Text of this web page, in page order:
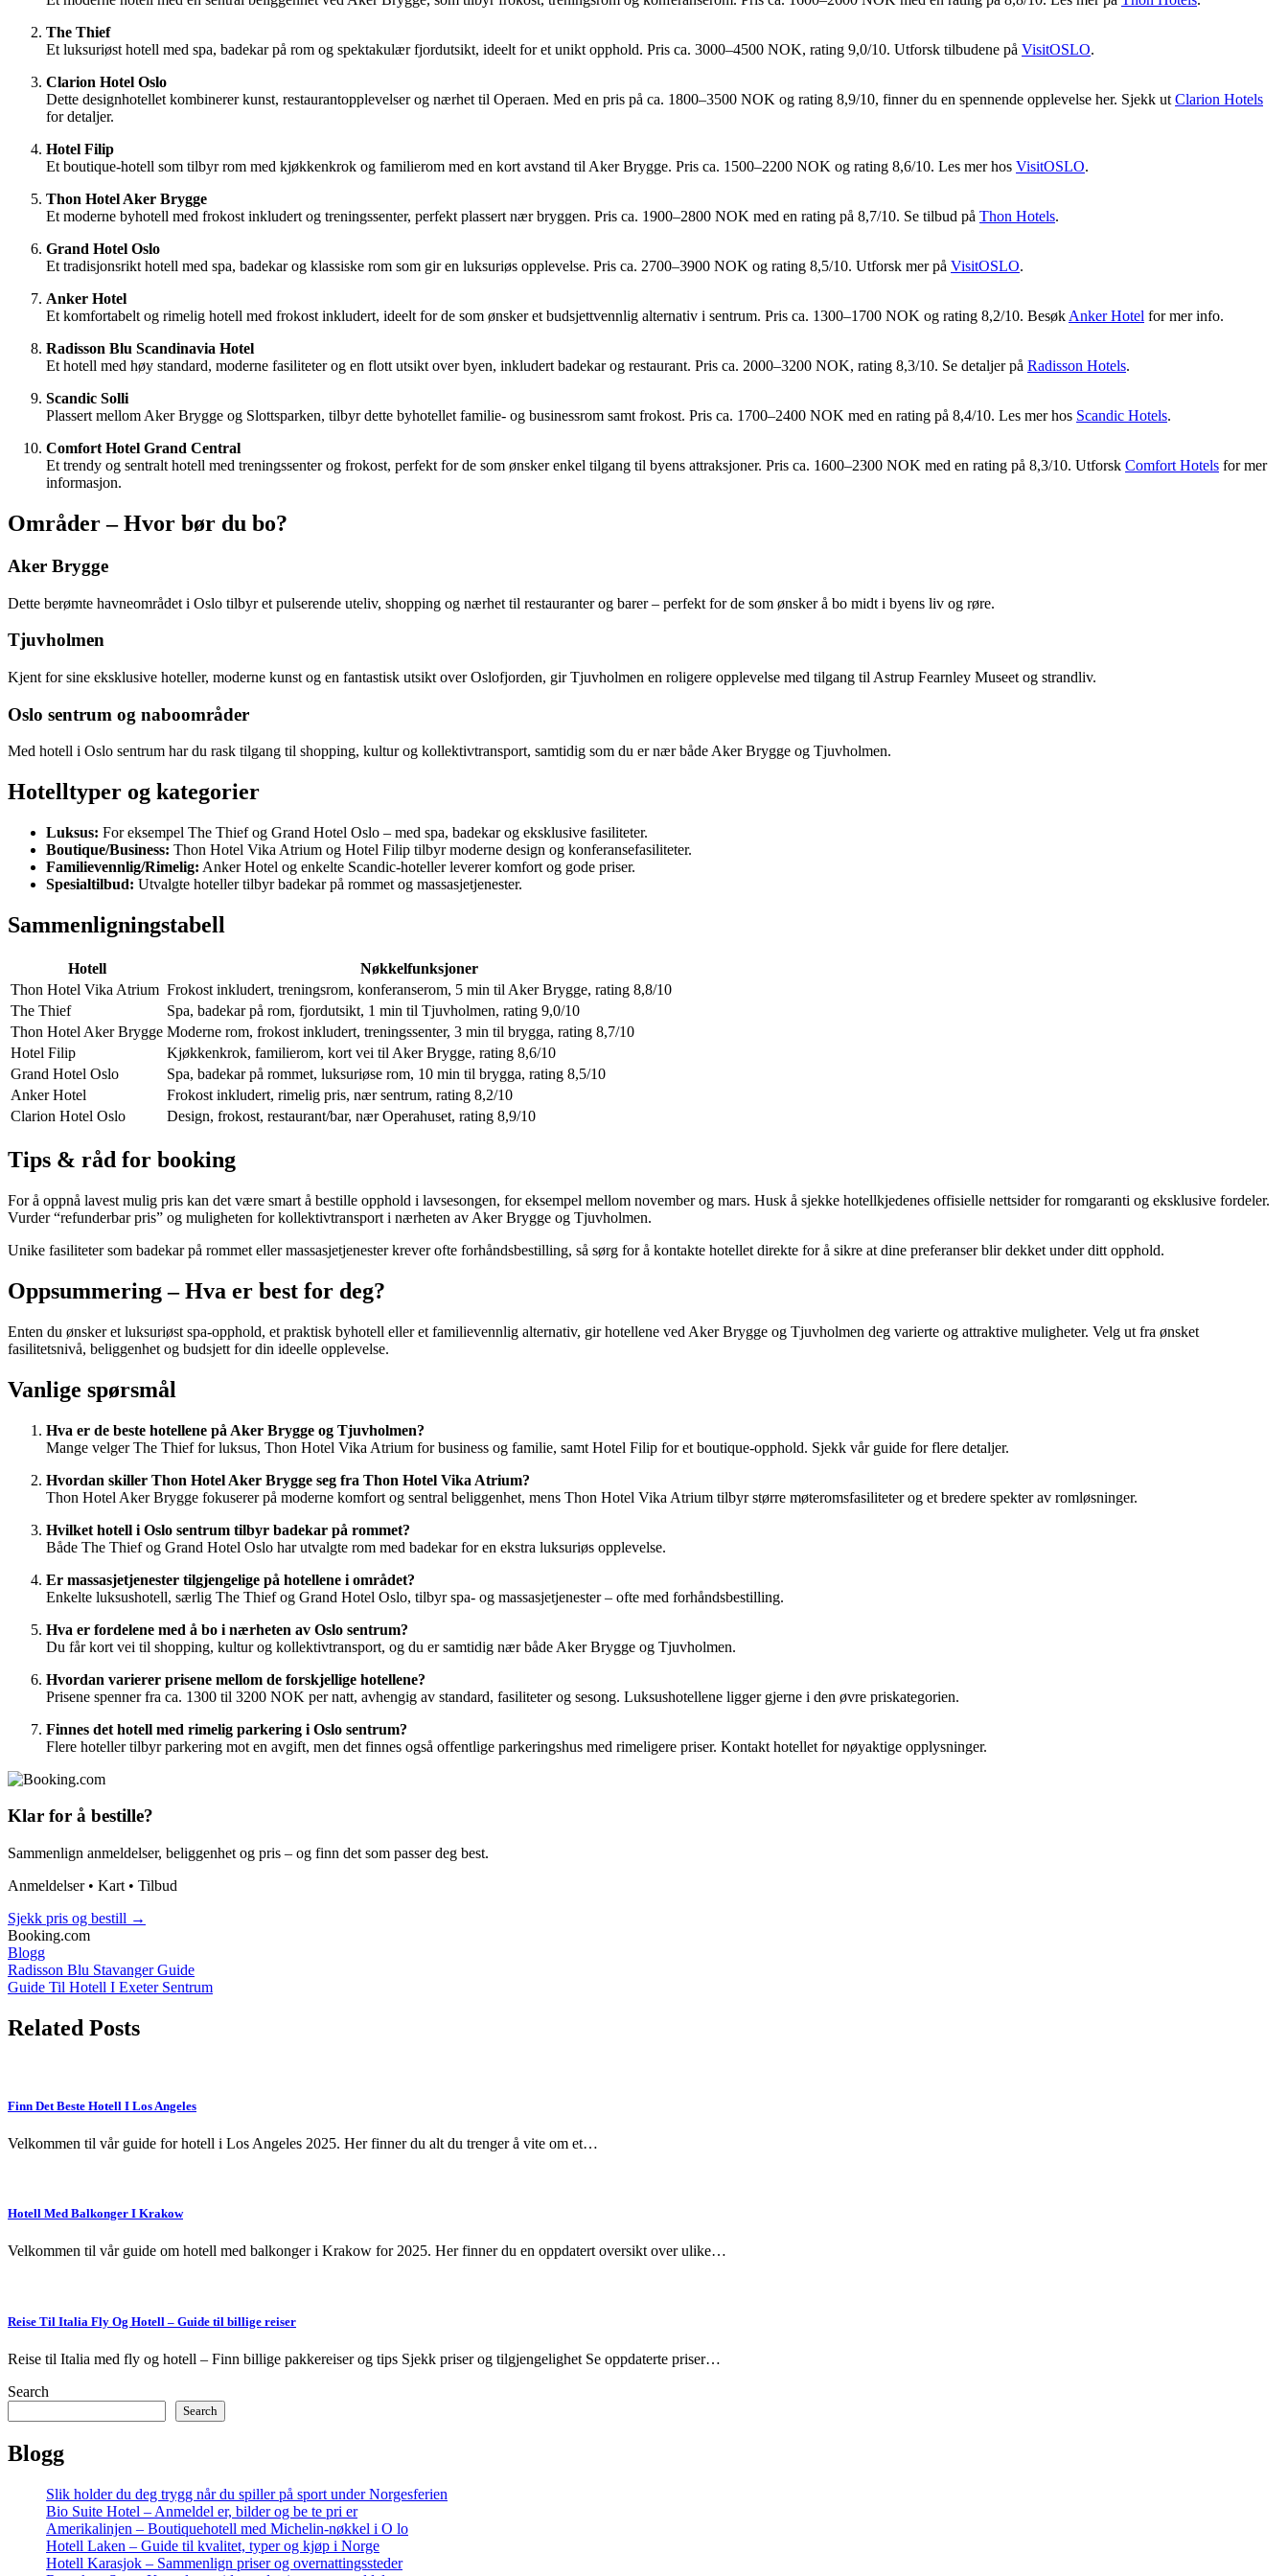
The Thief
Et luksuriøst hotell med spa, badekar på rom og spektakulær fjordutsikt, ideelt for et unikt opphold. Pris ca. 3000–4500 NOK, rating 9,0/10. Utforsk tilbudene på VisitOSLO.
Clarion Hotel Oslo
Dette designhotellet kombinerer kunst, restaurantopplevelser og nærhet til Operaen. Med en pris på ca. 1800–3500 NOK og rating 8,9/10, finner du en spennende opplevelse her. Sjekk ut Clarion Hotels
for detaljer.
Hotel Filip
Et boutique-hotell som tilbyr rom med kjøkkenkrok og familierom med en kort avstand til Aker Brygge. Pris ca. 1500–2200 NOK og rating 8,6/10. Les mer hos VisitOSLO.
Thon Hotel Aker Brygge
Et moderne byhotell med frokost inkludert og treningssenter, perfekt plassert nær bryggen. Pris ca. 1900–2800 NOK med en rating på 8,7/10. Se tilbud på Thon Hotels.
Grand Hotel Oslo
Et tradisjonsrikt hotell med spa, badekar og klassiske rom som gir en luksuriøs opplevelse. Pris ca. 2700–3900 NOK og rating 8,5/10. Utforsk mer på VisitOSLO.
Anker Hotel
Et komfortabelt og rimelig hotell med frokost inkludert, ideelt for de som ønsker et budsjettvennlig alternativ i sentrum. Pris ca. 1300–1700 NOK og rating 8,2/10. Besøk Anker Hotel for mer info.
Radisson Blu Scandinavia Hotel
Et hotell med høy standard, moderne fasiliteter og en flott utsikt over byen, inkludert badekar og restaurant. Pris ca. 2000–3200 NOK, rating 8,3/10. Se detaljer på Radisson Hotels.
Scandic Solli
Plassert mellom Aker Brygge og Slottsparken, tilbyr dette byhotellet familie- og businessrom samt frokost. Pris ca. 1700–2400 NOK med en rating på 8,4/10. Les mer hos Scandic Hotels.
Comfort Hotel Grand Central
Et trendy og sentralt hotell med treningssenter og frokost, perfekt for de som ønsker enkel tilgang til byens attraksjoner. Pris ca. 1600–2300 NOK med en rating på 8,3/10. Utforsk Comfort Hotels for mer
informasjon.
Områder – Hvor bør du bo?
Aker Brygge
Dette berømte havneområdet i Oslo tilbyr et pulserende uteliv, shopping og nærhet til restauranter og barer – perfekt for de som ønsker å bo midt i byens liv og røre.
Tjuvholmen
Kjent for sine eksklusive hoteller, moderne kunst og en fantastisk utsikt over Oslofjorden, gir Tjuvholmen en roligere opplevelse med tilgang til Astrup Fearnley Museet og strandliv.
Oslo sentrum og naboområder
Med hotell i Oslo sentrum har du rask tilgang til shopping, kultur og kollektivtransport, samtidig som du er nær både Aker Brygge og Tjuvholmen.
Hotelltyper og kategorier
Luksus: For eksempel The Thief og Grand Hotel Oslo – med spa, badekar og eksklusive fasiliteter.
Boutique/Business: Thon Hotel Vika Atrium og Hotel Filip tilbyr moderne design og konferansefasiliteter.
Familievennlig/Rimelig: Anker Hotel og enkelte Scandic-hoteller leverer komfort og gode priser.
Spesialtilbud: Utvalgte hoteller tilbyr badekar på rommet og massasjetjenester.
Sammenligningstabell
Hotell
Nøkkelfunksjoner
Thon Hotel Vika Atrium Frokost inkludert, treningsrom, konferanserom, 5 min til Aker Brygge, rating 8,8/10
The Thief
Spa, badekar på rom, fjordutsikt, 1 min til Tjuvholmen, rating 9,0/10
Thon Hotel Aker Brygge Moderne rom, frokost inkludert, treningssenter, 3 min til brygga, rating 8,7/10
Hotel Filip
Kjøkkenkrok, familierom, kort vei til Aker Brygge, rating 8,6/10
Grand Hotel Oslo
Spa, badekar på rommet, luksuriøse rom, 10 min til brygga, rating 8,5/10
Anker Hotel
Frokost inkludert, rimelig pris, nær sentrum, rating 8,2/10
Clarion Hotel Oslo
Design, frokost, restaurant/bar, nær Operahuset, rating 8,9/10
Tips & råd for booking
For å oppnå lavest mulig pris kan det være smart å bestille opphold i lavsesongen, for eksempel mellom november og mars. Husk å sjekke hotellkjedenes offisielle nettsider for romgaranti og eksklusive fordeler.
Vurder “refunderbar pris” og muligheten for kollektivtransport i nærheten av Aker Brygge og Tjuvholmen.
Unike fasiliteter som badekar på rommet eller massasjetjenester krever ofte forhåndsbestilling, så sørg for å kontakte hotellet direkte for å sikre at dine preferanser blir dekket under ditt opphold.
Oppsummering – Hva er best for deg?
Enten du ønsker et luksuriøst spa-opphold, et praktisk byhotell eller et familievennlig alternativ, gir hotellene ved Aker Brygge og Tjuvholmen deg varierte og attraktive muligheter. Velg ut fra ønsket
fasilitetsnivå, beliggenhet og budsjett for din ideelle opplevelse.
Vanlige spørsmål
Hva er de beste hotellene på Aker Brygge og Tjuvholmen?
Mange velger The Thief for luksus, Thon Hotel Vika Atrium for business og familie, samt Hotel Filip for et boutique-opphold. Sjekk vår guide for flere detaljer.
Hvordan skiller Thon Hotel Aker Brygge seg fra Thon Hotel Vika Atrium?
Thon Hotel Aker Brygge fokuserer på moderne komfort og sentral beliggenhet, mens Thon Hotel Vika Atrium tilbyr større møteromsfasiliteter og et bredere spekter av romløsninger.
Hvilket hotell i Oslo sentrum tilbyr badekar på rommet?
Både The Thief og Grand Hotel Oslo har utvalgte rom med badekar for en ekstra luksuriøs opplevelse.
Er massasjetjenester tilgjengelige på hotellene i området?
Enkelte luksushotell, særlig The Thief og Grand Hotel Oslo, tilbyr spa- og massasjetjenester – ofte med forhåndsbestilling.
Hva er fordelene med å bo i nærheten av Oslo sentrum?
Du får kort vei til shopping, kultur og kollektivtransport, og du er samtidig nær både Aker Brygge og Tjuvholmen.
Hvordan varierer prisene mellom de forskjellige hotellene?
Prisene spenner fra ca. 1300 til 3200 NOK per natt, avhengig av standard, fasiliteter og sesong. Luksushotellene ligger gjerne i den øvre priskategorien.
Finnes det hotell med rimelig parkering i Oslo sentrum?
Flere hoteller tilbyr parkering mot en avgift, men det finnes også offentlige parkeringshus med rimeligere priser. Kontakt hotellet for nøyaktige opplysninger.
Klar for å bestille?
Sammenlign anmeldelser, beliggenhet og pris – og finn det som passer deg best.
Anmeldelser • Kart • Tilbud
Sjekk pris og bestill →
Booking.com
Blogg
Post
navigation
Radisson Blu Stavanger Guide
Guide Til Hotell I Exeter Sentrum
Related Posts
Finn Det Beste Hotell I Los Angeles
Velkommen til vår guide for hotell i Los Angeles 2025. Her finner du alt du trenger å vite om et…
Hotell Med Balkonger I Krakow
Velkommen til vår guide om hotell med balkonger i Krakow for 2025. Her finner du en oppdatert oversikt over ulike…
Reise Til Italia Fly Og Hotell – Guide til billige reiser
Reise til Italia med fly og hotell – Finn billige pakkereiser og tips Sjekk priser og tilgjengelighet Se oppdaterte priser…
Search
Search
Blogg
Slik holder du deg trygg når du spiller på sport under Norgesferien
Bio Suite Hotel – Anmeldel er, bilder og be te pri er
Amerikalinjen – Boutiquehotell med Michelin-nøkkel i O lo
Hotell Laken – Guide til kvalitet, typer og kjøp i Norge
Hotell Karasjok – Sammenlign priser og overnattingssteder